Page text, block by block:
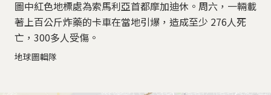
圖中紅色地標處為索馬利亞首都摩加迪休。周六，一輛載
著上百公斤炸藥的卡車在當地引爆，造成至少 276人死
亡，300多人受傷。
地球圖輯隊